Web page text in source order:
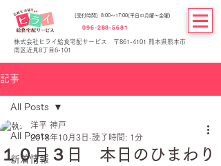
[受付時間] 8:00～17:00(平日の月曜～金曜)
096-288-5681
株式会社ヒライ給食宅配サービス 〒861-4101 熊本県熊本市
南区近見8丁目6-101
記事
All Posts
新着情報
All Posts
１０月３日 本日のひまわり
洋平 神戸
2018年10月3日 読了時間: 1分